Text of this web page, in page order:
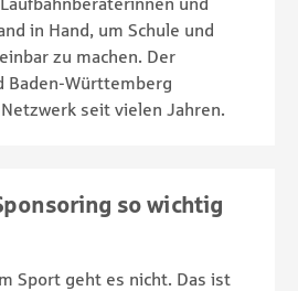
in Hand, um Schule und
zu machen. Der
Baden-Württemberg
seit vielen Jahren.
so wichtig
Sport geht es nicht. Das ist